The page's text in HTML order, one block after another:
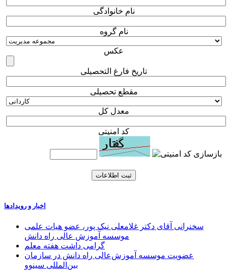
نام خانوادگی
نام گروه
عکس
تاریخ فارغ التحصیلی
مقطع تحصیلی
معدل کل
كد امنیتی
اخبار و رویدادها
سخنرانی آقای دکتر غلامعلی نیک پور، عضو هیات علمی
موسسه آموزش عالی راه دانش
گرامی داشت هفته معلم
عضویت موسسه آموزش‌عالی راه دانش در سازمان
بین‌المللی سینوو